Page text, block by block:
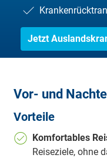
Jetzt
Vor- und
Vorteile
Komfortables
Reiseziele, ohne